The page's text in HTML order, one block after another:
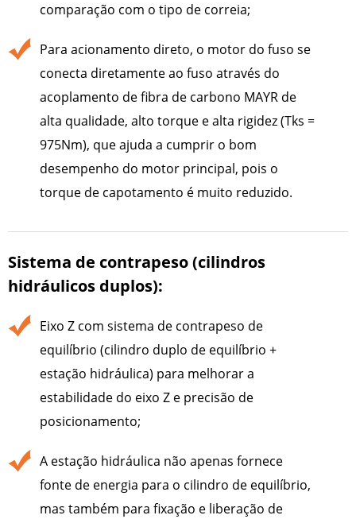
comparação com o tipo de correia;
Para acionamento direto, o motor do fuso se
conecta diretamente ao fuso através do
acoplamento de fibra de carbono MAYR de
alta qualidade, alto torque e alta rigidez (Tks =
975Nm), que ajuda a cumprir o bom
desempenho do motor principal, pois o
torque de capotamento é muito reduzido.
Sistema de contrapeso (cilindros
hidráulicos duplos):
Eixo Z com sistema de contrapeso de
equilíbrio (cilindro duplo de equilíbrio +
estação hidráulica) para melhorar a
estabilidade do eixo Z e precisão de
posicionamento;
A estação hidráulica não apenas fornece
fonte de energia para o cilindro de equilíbrio,
mas também para fixação e liberação de